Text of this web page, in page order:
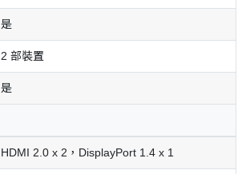
是
2 部裝置
是
HDMI 2.0 x 2，DisplayPort 1.4 x 1